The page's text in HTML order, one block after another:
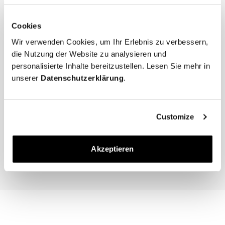
Cookies
Wir verwenden Cookies, um Ihr Erlebnis zu verbessern,
die Nutzung der Website zu analysieren und
personalisierte Inhalte bereitzustellen. Lesen Sie mehr in
unserer Datenschutzerklärung.
Customize
Akzeptieren
* Bewahren Sie die Boots kühl, trocken und geschützt vor direktem
In den Warenkorb
Schwarz Gerippt –